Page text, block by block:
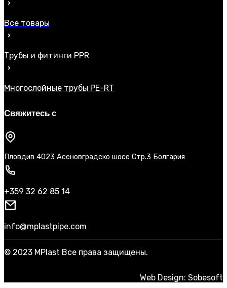
Все товары
Трубы и фитинги PPR
Многослойные трубы PE-RT
Свяжитесь с
Пловдив 4023 Асеновградско шосе Стр.3 Болгария
+359 32 62 85 14
info@mplastpipe.com
© 2023 MPlast Все права защищены.
Web Design: Sobesoft